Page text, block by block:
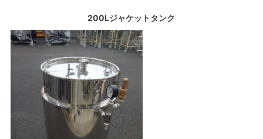
200Lジャケットタンク